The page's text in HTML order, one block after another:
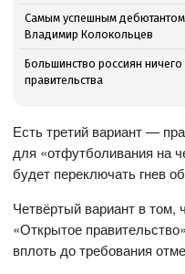
Самым успешным дебютантом
Владимир Колокольцев
Большинство россиян
правительства
Есть третий вариант —
для «отфутболивания на
будет переключать гнев
Четвёртый вариант в том,
«Открытое
вплоть до требования